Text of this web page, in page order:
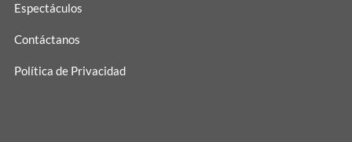
Espectáculos
Contáctanos
Política de Privacidad